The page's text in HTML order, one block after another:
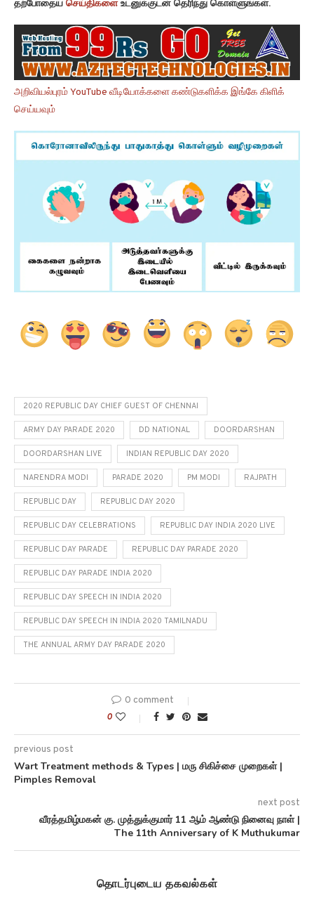
தற்போதைய செய்திகளைஉடனுக்குடன் தெரிந்து கொள்ளுங்கள்.
அறிவியல்புரம் YouTube வீடியோக்களை கண்டுகளிக்க இங்கே கிளிக்
செய்யவும்
2020 REPUBLIC DAY CHIEF GUEST OF CHENNAI
ARMY DAY PARADE 2020 DD NATIONAL DOORDARSHAN
DOORDARSHAN LIVE INDIAN REPUBLIC DAY 2020
NARENDRA MODI PARADE 2020 PM MODI RAJPATH
REPUBLIC DAY REPUBLIC DAY 2020
REPUBLIC DAY CELEBRATIONS REPUBLIC DAY INDIA 2020 LIVE
REPUBLIC DAY PARADE REPUBLIC DAY PARADE 2020
REPUBLIC DAY PARADE INDIA 2020
REPUBLIC DAY SPEECH IN INDIA 2020
REPUBLIC DAY SPEECH IN INDIA 2020 TAMILNADU
THE ANNUAL ARMY DAY PARADE 2020
0 comment
0
previous post
Wart Treatment methods & Types | மரு சிகிச்சை முறைகள் |
Pimples Removal
next post
வீரத்தமிழ்மகன் கு. முத்துக்குமார் 11 ஆம் ஆண்டு நினைவு நாள் |
The 11th Anniversary of K Muthukumar
தொடர்புடைய தகவல்கள்